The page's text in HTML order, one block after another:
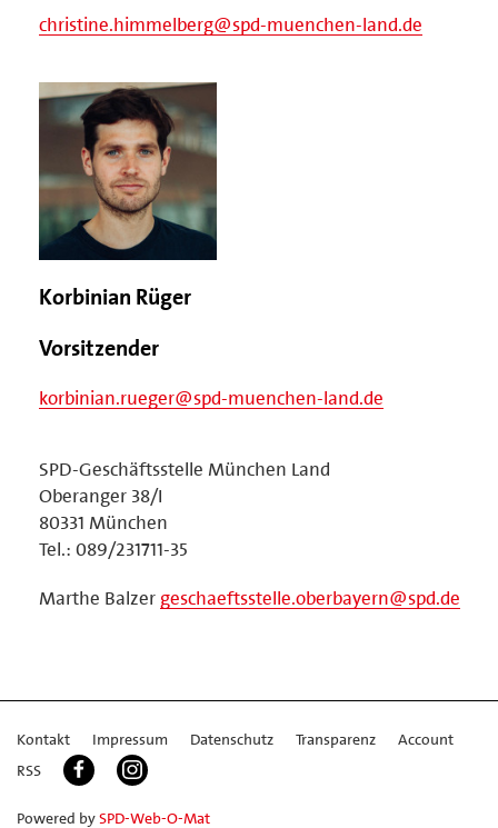
christine.himmelberg@spd-muenchen-land.de
Korbinian Rüger
Vorsitzender
korbinian.rueger@spd-muenchen-land.de
SPD-Geschäftsstelle München Land
Oberanger 38/I
80331 München
Tel.: 089/231711-35
Marthe Balzer geschaeftsstelle.oberbayern@spd.de
Kontakt Impressum Datenschutz Transparenz
Account
RSS
Powered bySPD-Web-O-Mat